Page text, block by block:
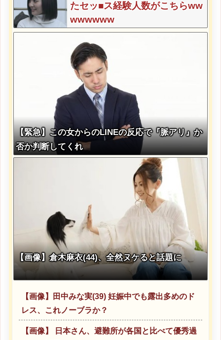
たセッ■ス経験人数がこちらww
wwwwww
【緊急】この女からのLINEの反応で『脈アリ』か
否か判断してくれ
【画像】倉木麻衣(44)、全然ヌケると話題に
【画像】田中みな実(39) 妊娠中でも露出多めのド
レス、これノーブラか？
【画像】 日本さん、避難所が各国と比べて優秀過